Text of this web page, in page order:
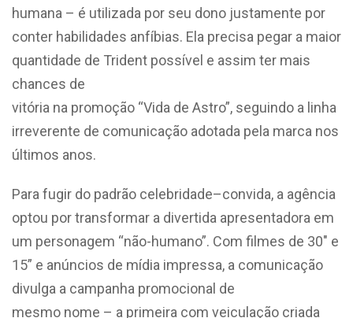
humana – é utilizada por seu dono justamente por
conter habilidades anfíbias. Ela precisa pegar a maior
quantidade de Trident possível e assim ter mais
chances de
vitória na promoção “Vida de Astro”, seguindo a linha
irreverente de comunicação adotada pela marca nos
últimos anos.
Para fugir do padrão celebridade–convida, a agência
optou por transformar a divertida apresentadora em
um personagem “não-humano”. Com filmes de 30″ e
15” e anúncios de mídia impressa, a comunicação
divulga a campanha promocional de
mesmo nome – a primeira com veiculação criada